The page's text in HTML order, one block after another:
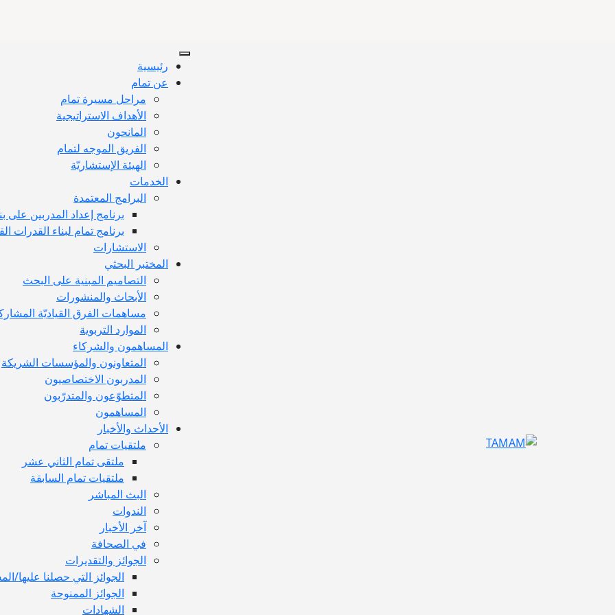
رئيسية
عن تمام
مراحل مسيرة تمام
الأهداف الاستراتيجية
المانحون
الفريق الموجه لتمام
الهيئة الإستشاريّة
الخدمات
البرامج المعتمدة
برنامج إعداد المدربين على
برنامج تمام لبناء القدرات
الاستشارات
المختبر البحثي
التصاميم المبنية على البحث
الأبحاث والمنشورات
مساهمات الفرق القياديّة
الموارد التربوية
المساهمون والشركاء
المتعاونون والمؤسسات الشريكة
المدربون الاختصاصيون
المتطوّعون والمتدرّبون
المساهمون
الأحداث والأخبار
ملتقيات تمام
ملتقى تمام الثاني عشر
ملتقيات تمام السابقة
البث المباشر
الندوات
آخر الأخبار
في الصحافة
الجوائز والتقديرات
الجوائز التي حصلنا عليها/
الجوائز الممنوحة
الشهادات